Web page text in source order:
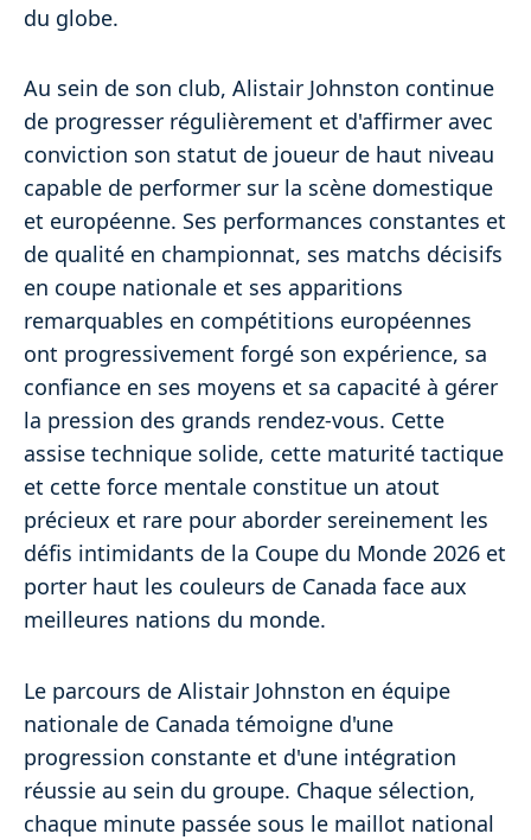
du globe.
Au sein de son club, Alistair Johnston continue
de progresser régulièrement et d'affirmer avec
conviction son statut de joueur de haut niveau
capable de performer sur la scène domestique
et européenne. Ses performances constantes et
de qualité en championnat, ses matchs décisifs
en coupe nationale et ses apparitions
remarquables en compétitions européennes
ont progressivement forgé son expérience, sa
confiance en ses moyens et sa capacité à gérer
la pression des grands rendez-vous. Cette
assise technique solide, cette maturité tactique
et cette force mentale constitue un atout
précieux et rare pour aborder sereinement les
défis intimidants de la Coupe du Monde 2026 et
porter haut les couleurs de Canada face aux
meilleures nations du monde.
Le parcours de Alistair Johnston en équipe
nationale de Canada témoigne d'une
progression constante et d'une intégration
réussie au sein du groupe. Chaque sélection,
chaque minute passée sous le maillot national